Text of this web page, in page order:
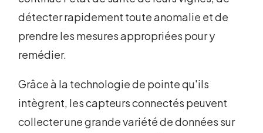
détecter rapidement toute anomalie et de
prendre les mesures appropriées pour y
remédier.
Grâce à la technologie de pointe qu'ils
intègrent, les capteurs connectés peuvent
collecter une grande variété de données sur